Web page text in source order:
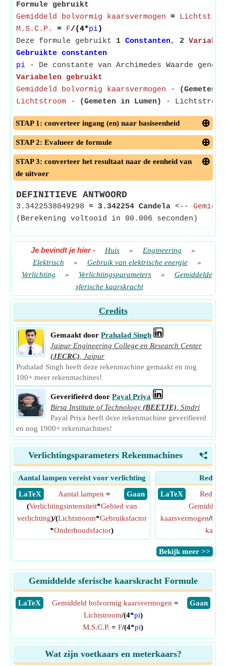
Formule gebruikt
Gemiddeld bolvormig kaarsvermogen =
M.S.C.P.
= F/(4*pi)
Deze formule gebruikt 1 Constanten, 2
Gebruikte constanten
pi - De constante van Archimedes Waarde
Variabelen gebruikt
Gemiddeld bolvormig kaarsvermogen -
(Gemeten
Lichtstroom - (Gemeten in Lumen) -
STAP 1: converteer ingang (en) naar basiseenheid
STAP 2: Evalueer de formule
STAP 3: converteer het resultaat naar de eenheid van
de uitvoer
DEFINITIEVE ANTWOORD
3.3422538049298 ≈ 3.342254 Candela <--
(Berekening voltooid in 00.006 seconden)
Je bevindt je hier- Huis » Engineering
»
Elektrisch
» Gebruik van elektrische energie
»
Verlichting
» Verlichtingsparameters »
Gemiddelde
sferische kaarskracht
Credits
Gemaakt door Prahalad Singh
Jaipur Engineering College en Research Center
(JECRC) Jaipur
Prahalad Singh heeft deze rekenmachine gemaakt en nog
100+ meer rekenmachines!
Geverifieërd door Payal Priya
Birsa Institute of Technology (BEETJE) Sindri
Payal Priya heeft deze rekenmachine geverifieerd
en nog 1900+ rekenmachines!
<
Verlichtingsparameters Rekenmachines
Aantal lampen vereist voor verlichting
​ LaTeX
​ Gaan
Aantal lampen =
(Verlichtingsintensiteit*Gebied van
verlichting)/(Lichtstroom*Gebruiksfactor
*Onderhoudsfactor)
​ LaTeX
kaarsvermogen/
​Bekijk meer >>
Gemiddelde sferische kaarskracht Formule
​LaTeX ​Gaan
Gemiddeld bolvormig kaarsvermogen =
Lichtstroom/(4*pi)
M.S.C.P. = F/(4*pi)
Wat zijn voetkaars en meterkaars?